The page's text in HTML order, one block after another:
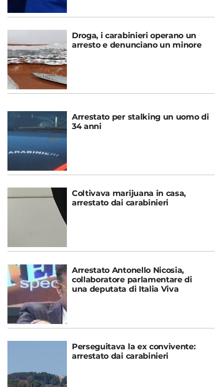
Droga, i carabinieri operano un
arresto e denunciano un minore
Arrestato per stalking un uomo di
34 anni
Coltivava marijuana in casa,
arrestato dai carabinieri
Arrestato Antonello Nicosia,
collaboratore parlamentare di
una deputata di Italia Viva
Perseguitava la ex convivente:
arrestato dai carabinieri